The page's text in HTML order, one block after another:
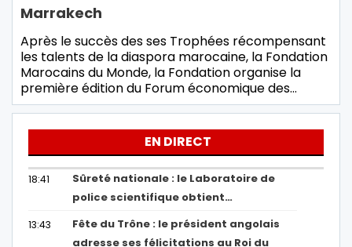
Marrakech
Après le succès des ses Trophées récompensant
les talents de la diaspora marocaine, la Fondation
Marocains du Monde, la Fondation organise la
première édition du Forum économique des…
EN DIRECT
18:41
Sûreté nationale : le Laboratoire de
police scientifique obtient…
13:43
Fête du Trône : le président angolais
adresse ses félicitations au Roi du